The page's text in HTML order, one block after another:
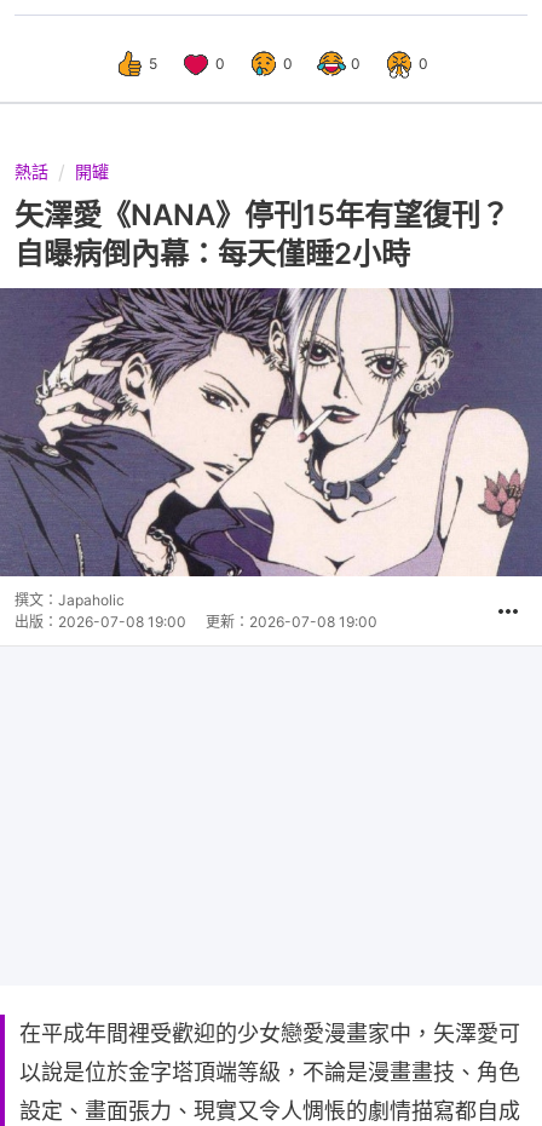
5 0 0 0 0
熱話 開罐
矢澤愛《NANA》停刊15年有望復刊？
自曝病倒內幕：每天僅睡2小時
撰文： Japaholic
出版： 2026-07-08 19:00 更新： 2026-07-08 19:00
在平成年間裡受歡迎的少女戀愛漫畫家中，矢澤愛可
以說是位於金字塔頂端等級，不論是漫畫畫技、角色
設定、畫面張力、現實又令人惆悵的劇情描寫都自成